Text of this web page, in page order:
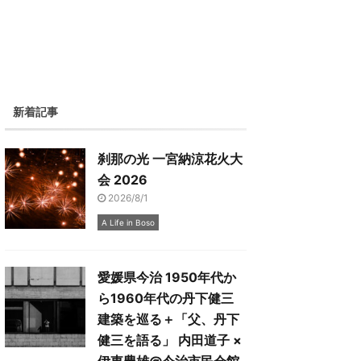
新着記事
刹那の光 一宮納涼花火大
会 2026
2026/8/1
A Life in Boso
愛媛県今治 1950年代か
ら1960年代の丹下健三
建築を巡る＋「父、丹下
健三を語る」 内田道子 ×